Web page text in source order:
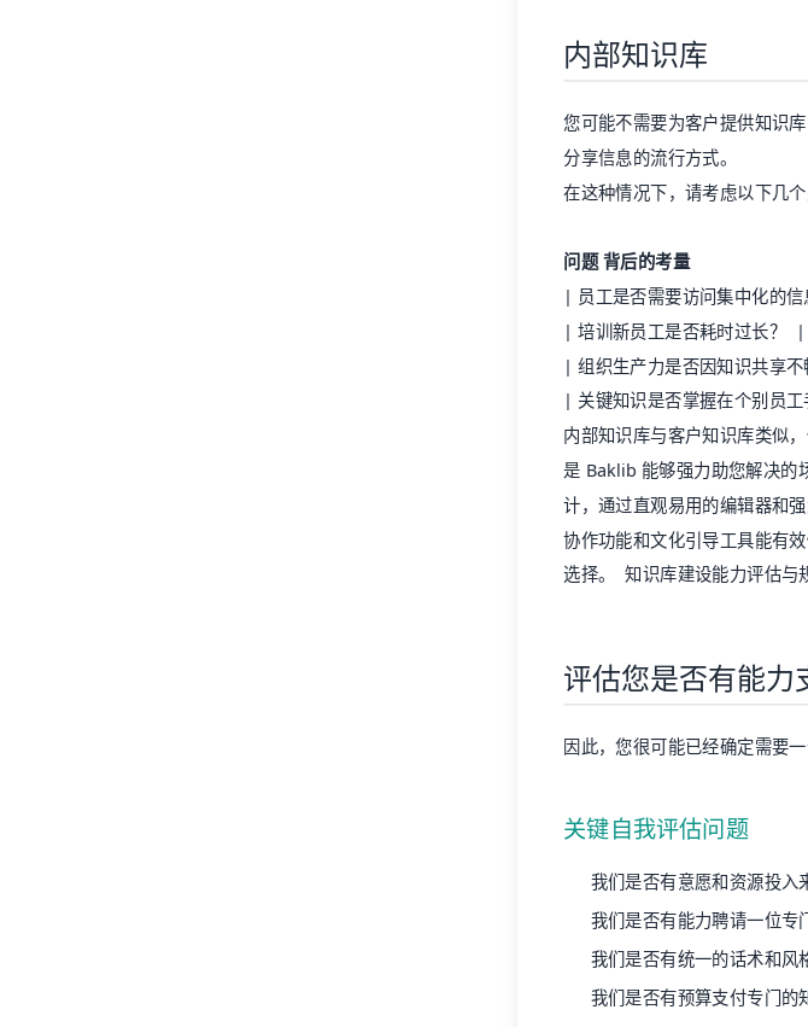
内部知识库
您可能不需要为客户提供知识
分享信息的流行方式。
在这种情况下，请考虑以下几个
问题 背后的考量
| 员工是否需要访问集中化的
| 培训新员工是否耗时过长？ |
| 组织生产力是否因知识共享
| 关键知识是否掌握在个别员
内部知识库与客户知识库类似
是 Baklib 能够强力助您解决的
计，通过直观易用的编辑器和
协作功能和文化引导工具能有
选择。 知识库建设能力评估与
评估您是否有能力
因此，您很可能已经确定需要
关键自我评估问题
我们是否有意愿和资源投入
我们是否有能力聘请一位专
我们是否有统一的话术和风
我们是否有预算支付专门的